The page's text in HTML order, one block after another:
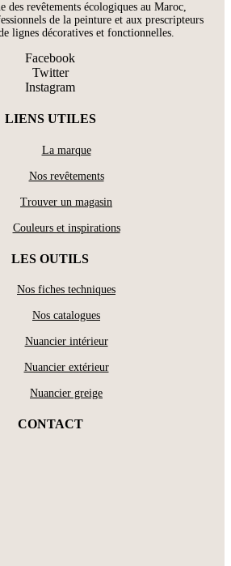
des revêtements écologiques au Maroc,
de la peinture et aux prescripteurs
lignes décoratives et fonctionnelles.
Facebook
Twitter
Instagram
LIENS UTILES
La marque
Nos revêtements
Trouver un magasin
Couleurs et inspirations
LES OUTILS
Nos fiches techniques
Nos catalogues
Nuancier intérieur
Nuancier extérieur
Nuancier greige
CONTACT